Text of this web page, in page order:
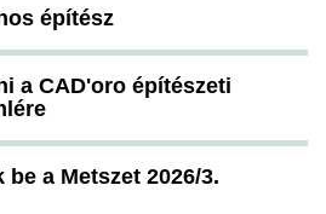
építész
a CAD'oro építészeti
a Metszet 2026/3.